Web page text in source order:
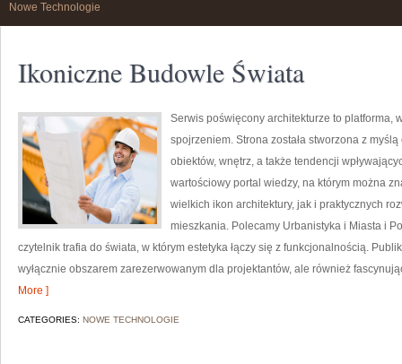
Nowe Technologie
Ikoniczne Budowle Świata
Serwis poświęcony architekturze to platforma,
spojrzeniem. Strona została stworzona z
obiektów, wnętrz, a także tendencji
wartościowy portal wiedzy, na którym można
wielkich ikon architektury, jak i praktycznych
mieszkania. Polecamy Urbanistyka i Miasta i
czytelnik trafia do świata, w którym estetyka łączy się z funkcjonalnością.
wyłącznie obszarem zarezerwowanym dla projektantów, ale również
More ]
CATEGORIES: NOWE TECHNOLOGIE